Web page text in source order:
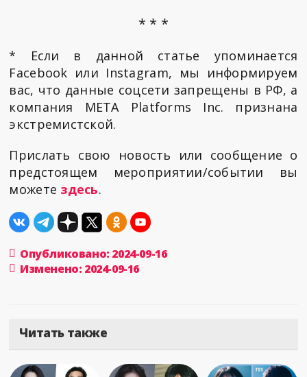
* * *
* Если в данной статье упоминается
Facebook или Instagram, мы информируем
вас, что данные соцсети запрещены в РФ, а
компания META Platforms Inc. признана
экстремистской.
Прислать свою новость или сообщение о
предстоящем мероприятии/событии вы
можете здесь.
Опубликовано: 2024-09-16
Изменено: 2024-09-16
Читать также